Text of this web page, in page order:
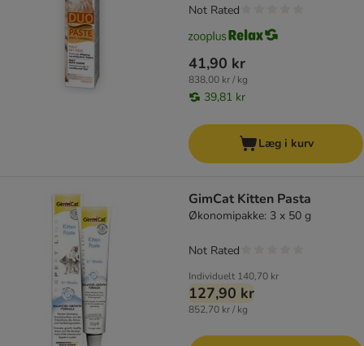
41,90 kr
838,00 kr / kg
39,81 kr
Not Rated
Læg i kurv
GimCat Kitten Pasta
Økonomipakke: 3 x 50 g
Individuelt 140,70 kr
127,90 kr
852,70 kr / kg
Not Rated